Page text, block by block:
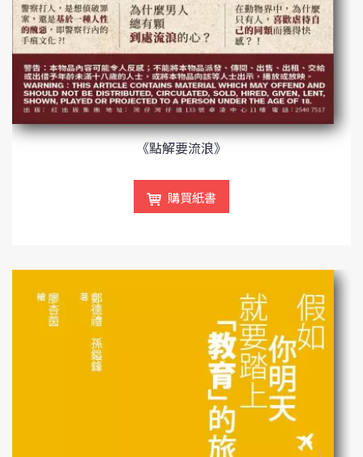
《點解要流浪》
購買紙書